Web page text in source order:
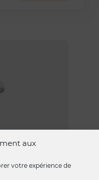
aux
votre expérience de